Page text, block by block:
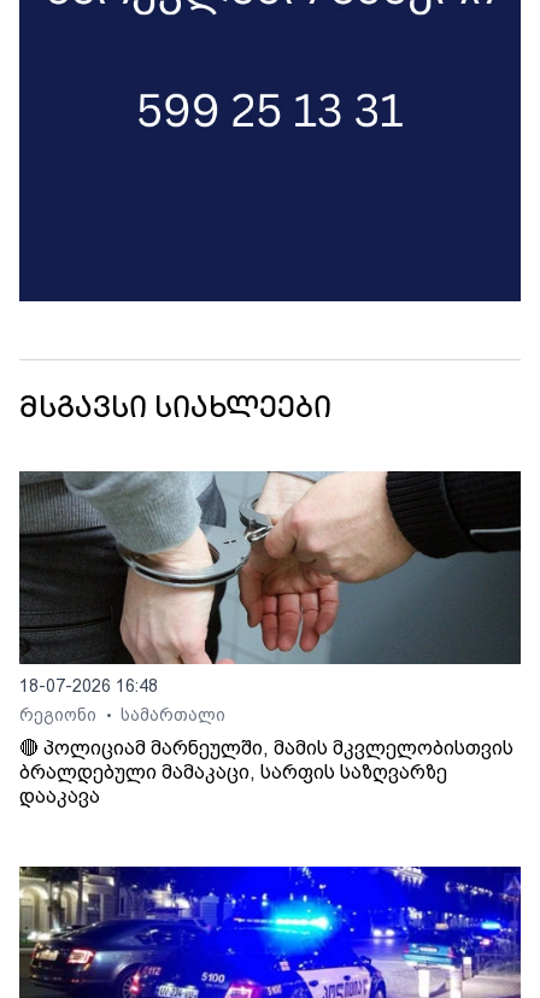
მსგავსი სიახლეები
18-07-2026 16:48
რეგიონი
• სამართალი
🔴 პოლიციამ მარნეულში, მამის მკვლელობისთვის
ბრალდებული მამაკაცი, სარფის საზღვარზე
დააკავა